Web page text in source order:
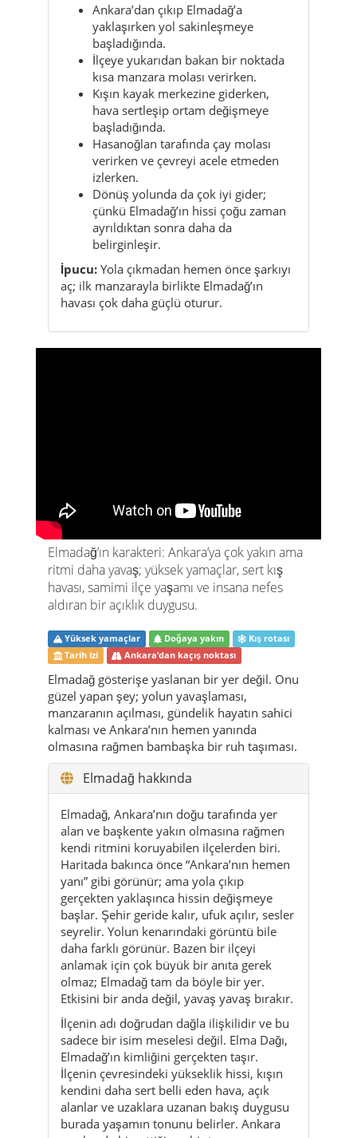
Ankara’dan çıkıp Elmadağ’a
yaklaşırken yol sakinleşmeye
başladığında.
İlçeye yukarıdan bakan bir noktada
kısa manzara molası verirken.
Kışın kayak merkezine giderken,
hava sertleşip ortam değişmeye
başladığında.
Hasanoğlan tarafında çay molası
verirken ve çevreyi acele etmeden
izlerken.
Dönüş yolunda da çok iyi gider;
çünkü Elmadağ’ın hissi çoğu zaman
ayrıldıktan sonra daha da
belirginleşir.
İpucu: Yola çıkmadan hemen önce şarkıyı
aç; ilk manzarayla birlikte Elmadağ’ın
havası çok daha güçlü oturur.
Elmadağ’ın karakteri: Ankara’ya çok yakın ama
ritmi daha yavaş; yüksek yamaçlar, sert kış
havası, samimi ilçe yaşamı ve insana nefes
aldıran bir açıklık duygusu.
Yüksek yamaçlar Doğaya yakın
Kış rotası
Tarih izi
Ankara’dan kaçış noktası
Elmadağ gösterişe yaslanan bir yer değil. Onu
güzel yapan şey; yolun yavaşlaması,
manzaranın açılması, gündelik hayatın sahici
kalması ve Ankara’nın hemen yanında
olmasına rağmen bambaşka bir ruh taşıması.
Elmadağ hakkında
Elmadağ, Ankara’nın doğu tarafında yer
alan ve başkente yakın olmasına rağmen
kendi ritmini koruyabilen ilçelerden biri.
Haritada bakınca önce “Ankara’nın hemen
yanı” gibi görünür; ama yola çıkıp
gerçekten yaklaşınca hissin değişmeye
başlar. Şehir geride kalır, ufuk açılır, sesler
seyrelir. Yolun kenarındaki görüntü bile
daha farklı görünür. Bazen bir ilçeyi
anlamak için çok büyük bir anıta gerek
olmaz; Elmadağ tam da böyle bir yer.
Etkisini bir anda değil, yavaş yavaş bırakır.
İlçenin adı doğrudan dağla ilişkilidir ve bu
sadece bir isim meselesi değil. Elma Dağı,
Elmadağ’ın kimliğini gerçekten taşır.
İlçenin çevresindeki yükseklik hissi, kışın
kendini daha sert belli eden hava, açık
alanlar ve uzaklara uzanan bakış duygusu
burada yaşamın tonunu belirler. Ankara